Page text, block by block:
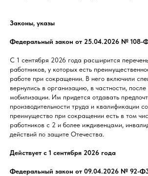
Законы, указы
Федеральный закон от 25.04.2026 № 108-
С 1 сентября 2026 года расширится
работников, у которых есть
работе при сокращении. В него включили
вернулись в организацию, в частности,
мобилизации. Им придется отдавать
производительности труда и квалификации
преимущество при сокращении есть в том
работников с 2 и более иждивенцами,
действий по защите Отечества.
Действует с 1 сентября 2026 года
Федеральный закон от 09.04.2026 № 92-